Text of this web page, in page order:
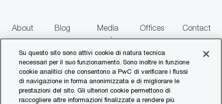
About
us
Blog
Media
centre
Offices
Contact
us
follow
us
Su questo sito sono attivi cookie di natura tecnica
necessari per il suo funzionamento. Sono inoltre in funzione
cookie analitici che consentono a PwC di verificare i flussi
di navigazione in forma anonimizzata e di migliorare le
prestazioni del sito. Gli ulteriori cookie permettono di
raccogliere altre informazioni finalizzate a rendere più